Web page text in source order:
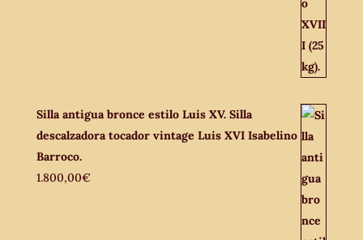
Silla antigua bronce estilo Luis XV. Silla
descalzadora tocador vintage Luis XVI Isabelino
Barroco.
1.800,00€